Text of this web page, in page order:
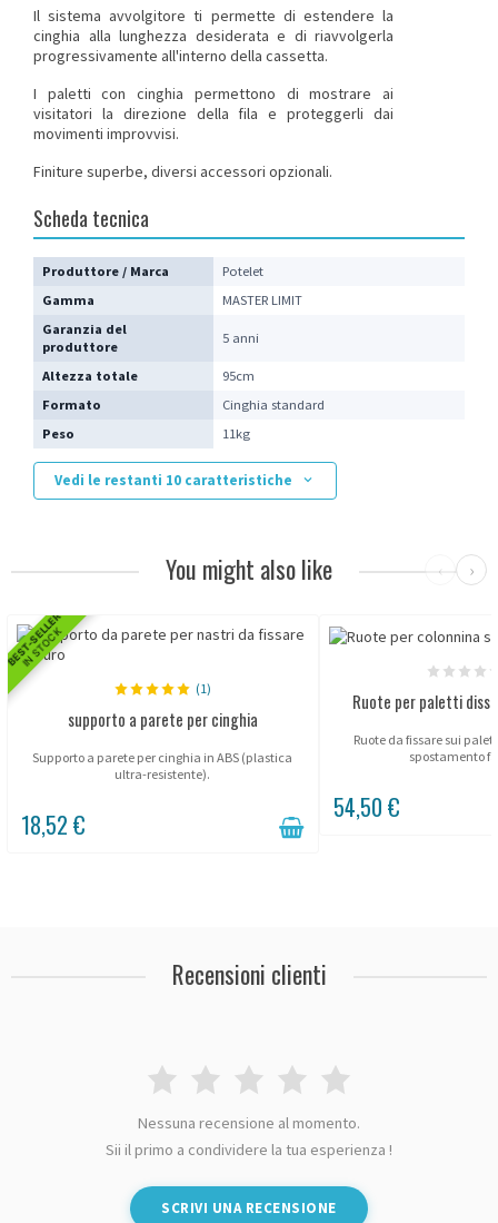
Il sistema avvolgitore ti permette di estendere la
cinghia alla lunghezza desiderata e di riavvolgerla
progressivamente all'interno della cassetta.
I paletti con cinghia permettono di mostrare ai
visitatori la direzione della fila e proteggerli dai
movimenti improvvisi.
Finiture superbe, diversi accessori opzionali.
Scheda tecnica
Produttore / Marca
Potelet
Gamma
MASTER LIMIT
Garanzia del
produttore
5 anni
Altezza totale
95cm
Formato
Cinghia standard
Peso
11kg
Vedi le restanti 10 caratteristiche
You might also like ‹ ›
BEST-SELLER
IN STOCK
(1)
supporto a parete per cinghia
Supporto a parete per cinghia in ABS (plastica
ultra-resistente).
18,52 €
Ruote per paletti
Ruote da fissare sui
spostamento
54,50 €
Recensioni clienti
Nessuna recensione al momento.
Sii il primo a condividere la tua esperienza !
SCRIVI UNA RECENSIONE